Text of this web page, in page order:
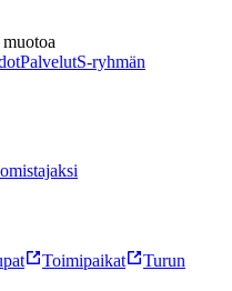
PalvelutS-ryhmän
Toimipaikat
Turun